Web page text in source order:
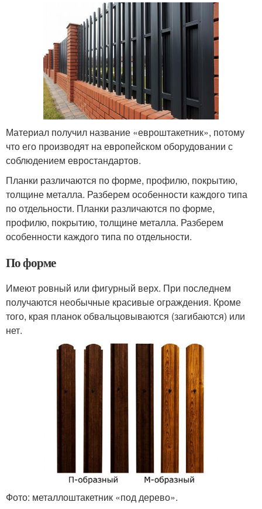
Материал получил название «евроштакетник», потому
что его производят на европейском оборудовании с
соблюдением евростандартов.
Планки различаются по форме, профилю, покрытию,
толщине металла. Разберем особенности каждого типа
по отдельности. Планки различаются по форме,
профилю, покрытию, толщине металла. Разберем
особенности каждого типа по отдельности.
По форме
Имеют ровный или фигурный верх. При последнем
получаются необычные красивые ограждения. Кроме
того, края планок обвальцовываются (загибаются) или
нет.
Фото: металлоштакетник «под дерево».